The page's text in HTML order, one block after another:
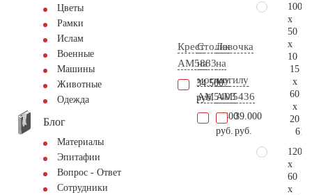
Цветы
Рамки
Ислам
Военные
Машины
Животные
Одежда
Блог
Материалы
Эпитафии
Вопрос - Ответ
Сотрудники
Крест
AM5883
34.500
руб.
Столик
на
могилу
AM5403
9.400
руб.
Лавочка
на
могилу
AM5436
39.000
руб.
100
x
50
x
10
15
x
60
x
20
120
x
60
x